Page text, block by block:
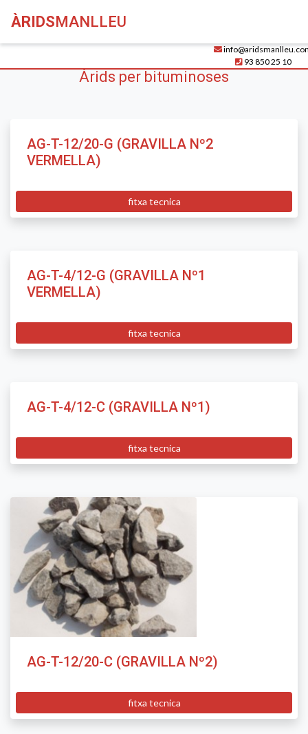
ÀRIDSMANLLEU
93 850 25 10
Àrids per bituminoses
AG-T-12/20-G (GRAVILLA Nº2
VERMELLA)
fitxa tecnica
AG-T-4/12-G (GRAVILLA Nº1
VERMELLA)
fitxa tecnica
AG-T-4/12-C (GRAVILLA Nº1)
fitxa tecnica
AG-T-12/20-C (GRAVILLA Nº2)
fitxa tecnica